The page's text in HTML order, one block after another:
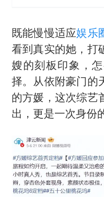
既能慢慢适应娱乐
看到真实的她，打
嫂的刻板印象，
择。从依附豪门的
的方媛，这次综艺
出，更是一次身份